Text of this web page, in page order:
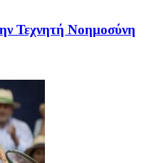
Τεχνητή Νοημοσύνη